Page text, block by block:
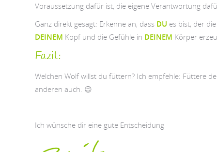
Voraussetzung dafür ist, die eigene Verantwortung
Ganz direkt gesagt: Erkenne an, dass DU es bist, der
DEINEM Kopf und die Gefühle in DEINEM Körper
Fazit:
Welchen Wolf willst du füttern? Ich empfehle: Füttere
anderen auch. 😉
Ich wünsche dir eine gute Entscheidung